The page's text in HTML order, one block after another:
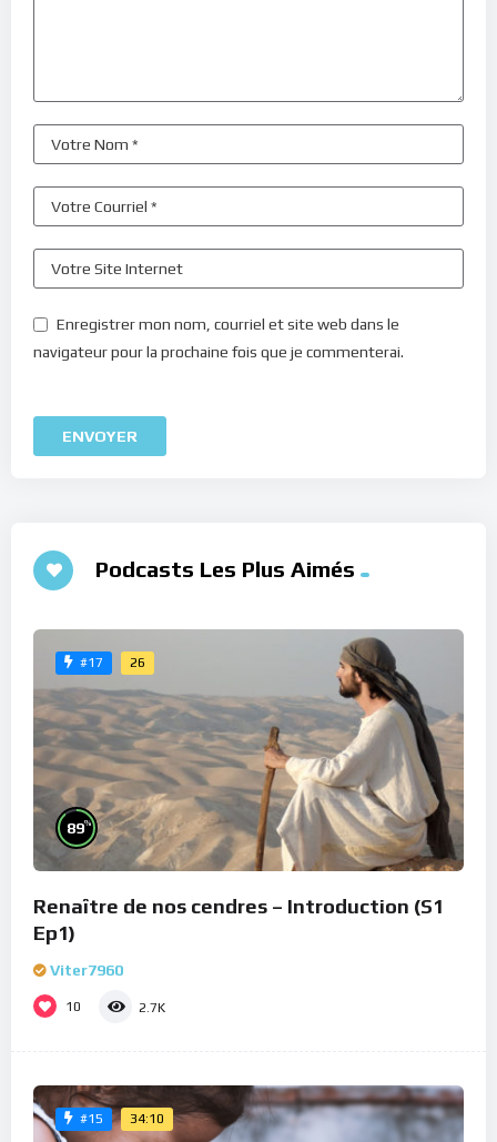
Enregistrer mon nom, courriel et site web dans le
navigateur pour la prochaine fois que je commenterai.
Podcasts Les Plus Aimés
#17 26
89%
Renaître de nos cendres – Introduction (S1
Ep1)
Viter7960
10 2.7K
#15 34:10